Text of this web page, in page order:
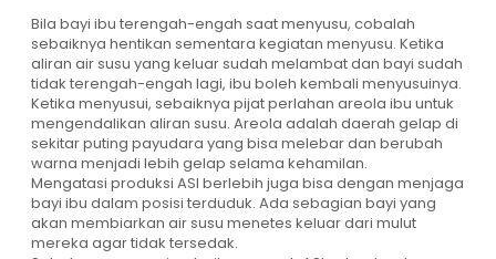
Bila bayi ibu terengah-engah saat menyusu, cobalah
sebaiknya hentikan sementara kegiatan menyusu. Ketika
aliran air susu yang keluar sudah melambat dan bayi sudah
tidak terengah-engah lagi, ibu boleh kembali menyusuinya.
Ketika menyusui, sebaiknya pijat perlahan areola ibu untuk
mengendalikan aliran susu. Areola adalah daerah gelap di
sekitar puting payudara yang bisa melebar dan berubah
warna menjadi lebih gelap selama kehamilan.
Mengatasi produksi ASI berlebih juga bisa dengan menjaga
bayi ibu dalam posisi terduduk. Ada sebagian bayi yang
akan membiarkan air susu menetes keluar dari mulut
mereka agar tidak tersedak.